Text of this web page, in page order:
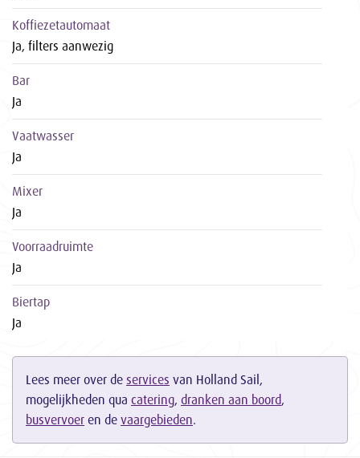
Koffiezetautomaat
Ja, filters aanwezig
Bar
Ja
Vaatwasser
Ja
Mixer
Ja
Voorraadruimte
Ja
Biertap
Ja
Lees meer over de services van Holland Sail,
mogelijkheden qua catering, dranken aan boord,
busvervoer en de vaargebieden.